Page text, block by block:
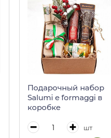
Подарочный набор
Salumi e formaggi в
коробке
шт